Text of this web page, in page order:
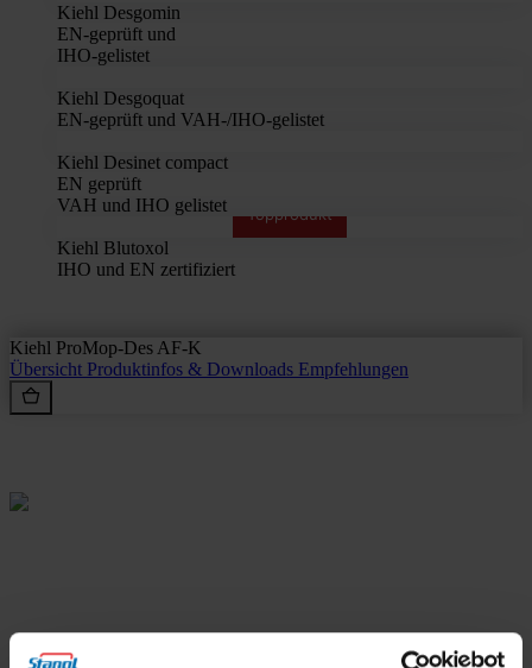
Kiehl Desgomin
EN-geprüft und
IHO-gelistet
Kiehl Desgoquat
EN-geprüft und VAH-/IHO-gelistet
Kiehl Desinet compact
EN geprüft
VAH und IHO gelistet
Topprodukt
Kiehl Blutoxol
IHO und EN zertifiziert
Kiehl ProMop-Des AF-K
Übersicht Produktinfos & Downloads Empfehlungen